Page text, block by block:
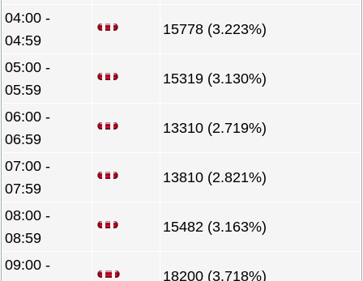
04:00 -
04:59
15778 (3.223%)
05:00 -
05:59
15319 (3.130%)
06:00 -
06:59
13310 (2.719%)
07:00 -
07:59
13810 (2.821%)
08:00 -
08:59
15482 (3.163%)
09:00 -
18200 (3.718%)